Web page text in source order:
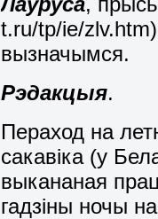
t.ru/tp/ie/
вызначымся.
Рэдакцыя.
Пераход на
сакавіка (у
выкананая
гадзіны ночы